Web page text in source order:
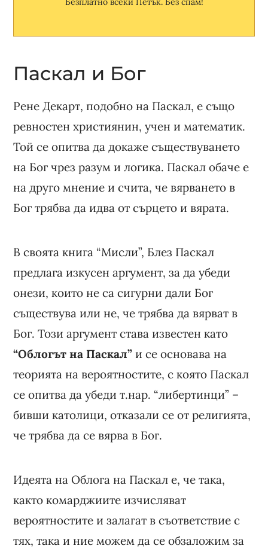
Паскал и Бог
Рене Декарт, подобно на Паскал, е също
ревностен християнин, учен и математик.
Той се опитва да докаже съществуването
на Бог чрез разум и логика. Паскал обаче е
на друго мнение и счита, че вярването в
Бог трябва да идва от сърцето и вярата.
В своята книга “Мисли”, Блез Паскал
предлага изкусен аргумент, за да убеди
онези, които не са сигурни дали Бог
съществува или не, че трябва да вярват в
Бог. Този аргумент става известен като
“Облогът на Паскал” и се основава на
теорията на вероятностите, с която Паскал
се опитва да убеди т.нар. “либертинци” –
бивши католици, отказали се от религията,
че трябва да се вярва в Бог.
Идеята на Облога на Паскал е, че така,
както комарджиите изчисляват
вероятностите и залагат в съответствие с
тях, така и ние можем да се обзаложим за